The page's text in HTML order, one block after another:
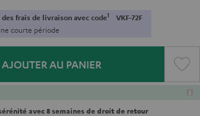
des frais de livraison avec code1 VKF-72F
courte période
AJOUTER AU PANIER
avec 8 semaines de droit de retour